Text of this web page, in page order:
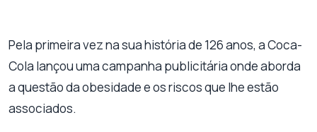
Pela primeira vez na sua história de 126 anos, a Coca-
Cola lançou uma campanha publicitária onde aborda
a questão da obesidade e os riscos que lhe estão
associados.